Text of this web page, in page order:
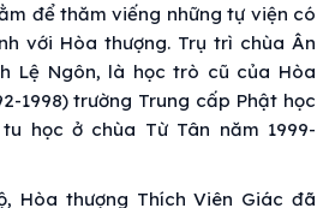
để thăm viếng những tự viện có
với Hòa thượng. Trụ trì chùa Ân
Lệ Ngôn, là học trò cũ của Hòa
1998) trường Trung cấp Phật học
học ở chùa Từ Tân năm 1999-
Hòa thượng Thích Viên Giác đã